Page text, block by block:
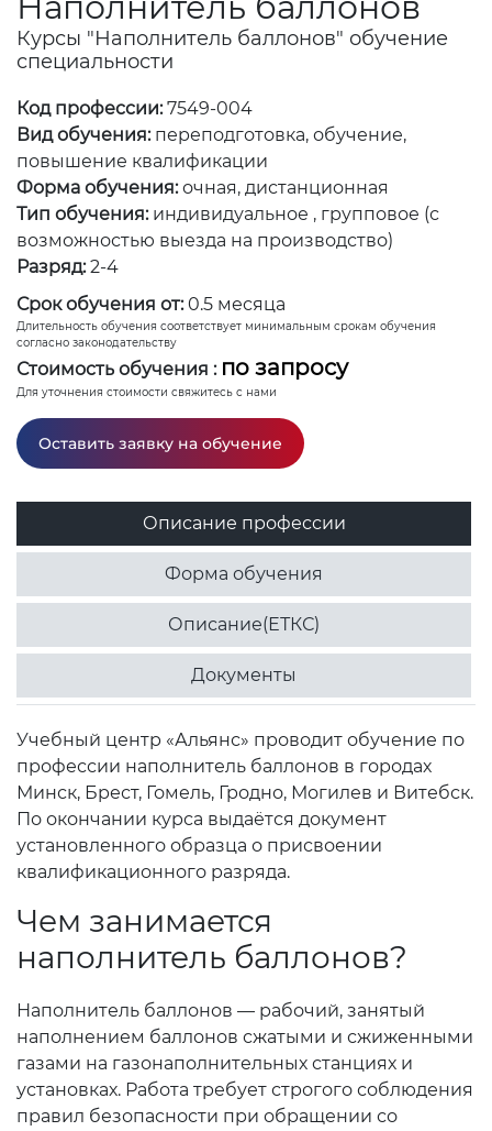
Курсы "Наполнитель баллонов" обучение
специальности
Код профессии:7549-004
Вид обучения: переподготовка, обучение,
повышение квалификации
Форма обучения: очная, дистанционная
Тип обучения: индивидуальное , групповое (с
возможностью выезда на производство)
Разряд: 2-4
Срок обучения от: 0.5 месяца
Длительность обучения соответствует минимальным срокам обучения
согласно законодательству
Стоимость обучения : по запросу
Для уточнения стоимости свяжитесь с нами
Оставить заявку на обучение
Описание профессии
Форма обучения
Описание(ЕТКС)
Документы
Учебный центр «Альянс» проводит обучение по
профессии наполнитель баллонов в городах
Минск, Брест, Гомель, Гродно, Могилев и Витебск.
По окончании курса выдаётся документ
установленного образца о присвоении
квалификационного разряда.
Чем занимается
наполнитель баллонов?
Наполнитель баллонов — рабочий, занятый
наполнением баллонов сжатыми и сжиженными
газами на газонаполнительных станциях и
установках. Работа требует строгого соблюдения
правил безопасности при обращении со